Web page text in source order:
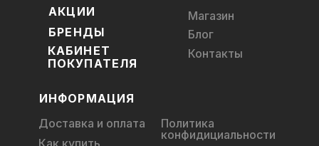
КАБИНЕТ
ПОКУПАТЕЛЯ
БРЕНДЫ
АКЦИИ
Магазин
Блог
Контакты
ИНФОРМАЦИЯ
Доставка и оплата
Как купить
Политика
конфидициальности